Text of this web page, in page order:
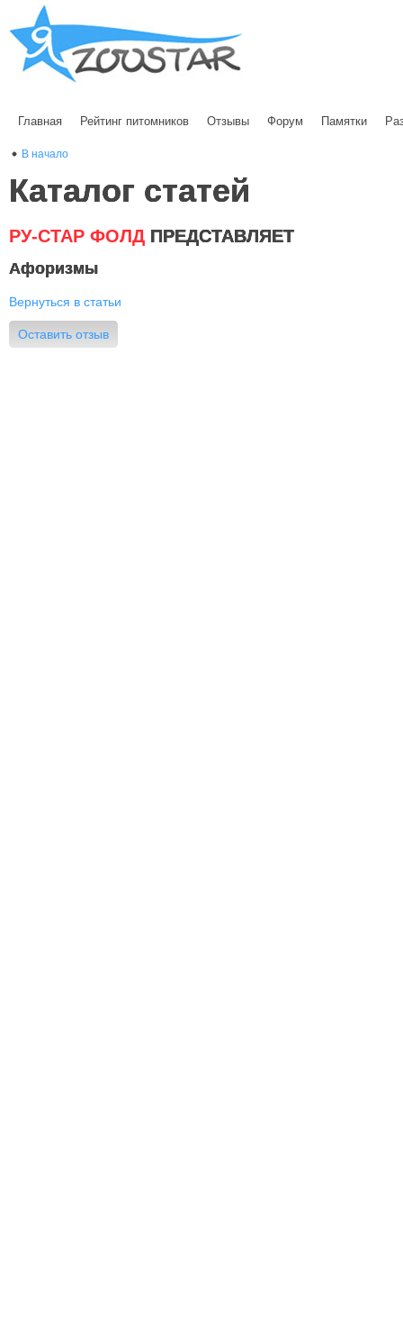
Главная Рейтинг питомников Отзывы Форум Памятки
В начало
Каталог статей
РУ-СТАР ФОЛД ПРЕДСТАВЛЯЕТ
Афоризмы
Вернуться в статьи
Оставить отзыв